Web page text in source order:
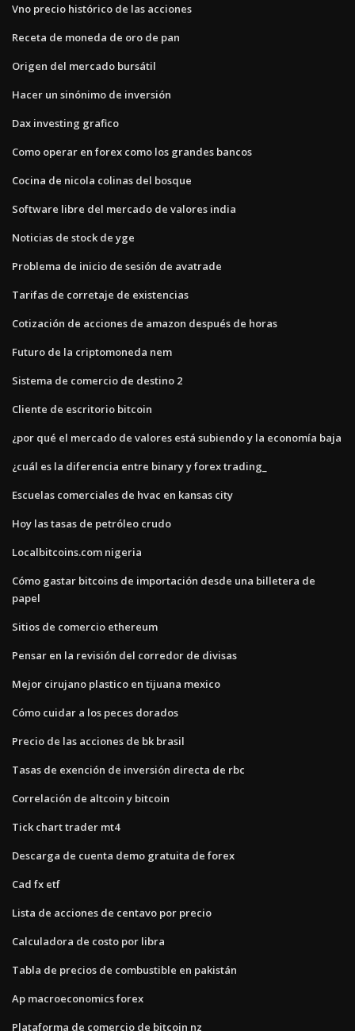
Vno precio histórico de las acciones
Receta de moneda de oro de pan
Origen del mercado bursátil
Hacer un sinónimo de inversión
Dax investing grafico
Como operar en forex como los grandes bancos
Cocina de nicola colinas del bosque
Software libre del mercado de valores india
Noticias de stock de yge
Problema de inicio de sesión de avatrade
Tarifas de corretaje de existencias
Cotización de acciones de amazon después de horas
Futuro de la criptomoneda nem
Sistema de comercio de destino 2
Cliente de escritorio bitcoin
¿por qué el mercado de valores está subiendo y la economía baja
¿cuál es la diferencia entre binary y forex trading_
Escuelas comerciales de hvac en kansas city
Hoy las tasas de petróleo crudo
Localbitcoins.com nigeria
Cómo gastar bitcoins de importación desde una billetera de
papel
Sitios de comercio ethereum
Pensar en la revisión del corredor de divisas
Mejor cirujano plastico en tijuana mexico
Cómo cuidar a los peces dorados
Precio de las acciones de bk brasil
Tasas de exención de inversión directa de rbc
Correlación de altcoin y bitcoin
Tick chart trader mt4
Descarga de cuenta demo gratuita de forex
Cad fx etf
Lista de acciones de centavo por precio
Calculadora de costo por libra
Tabla de precios de combustible en pakistán
Ap macroeconomics forex
Plataforma de comercio de bitcoin nz